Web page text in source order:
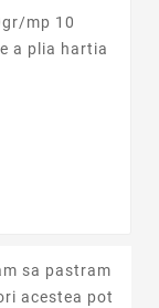
mp 10
a plia hartia
sa pastram
acestea pot